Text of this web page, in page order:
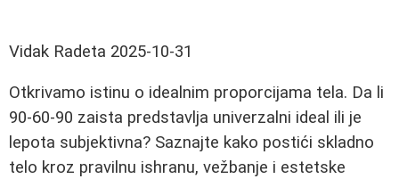
Vidak Radeta 2025-10-31
Otkrivamo istinu o idealnim proporcijama tela. Da li
90-60-90 zaista predstavlja univerzalni ideal ili je
lepota subjektivna? Saznajte kako postići skladno
telo kroz pravilnu ishranu, vežbanje i estetske